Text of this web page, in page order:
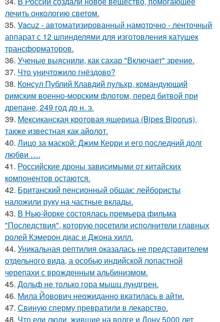
лечить онкологию светом.
35. Vacuz - автоматизированный намоточно - ленточный
аппарат с 12 шпинделями для изготовления катушек
трансформаторов.
36. Ученые выяснили, как сахар "Включает" зрение.
37. Что уничтожило гнёздово?
38. Консул Публий Клавдий пульхр, командующий
римским военно-морским флотом, перед битвой при
дрепане, 249 год до н. э.
39. Мексиканская кротовая ящерица (Bipes Biporus),
также известная как айолот.
40. Лицо за маской: Джим Керри и его последний долг
любви ….
41. Российские дроны зависимыми от китайских
компонентов остаются.
42. Британский пенсионный общак: лейбористы
наложили руку на частные вклады.
43. В Нью-йорке состоялась премьера фильма
"Последствия", которую посетили исполнители главных
ролей Кэмерон диас и Джона хилл.
44. Уникальная рептилия оказалась не представителем
отдельного вида, а особью индийской лопастной
черепахи с врожденным альбинизмом.
45. Дольф не только гора мышц лундгрен.
46. Мила Йовович неожиданно вкатилась в айти.
47. Свиную сперму превратили в лекарство.
48. Что ели люди, жившие на волге и Дону 5000 лет